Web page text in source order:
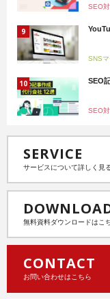
SEO
SNS
SEO
SEO
SERVICE
サービスについて詳しく見
無料資料ダウンロードはこ
CONTACT
お問い合わせはこちら